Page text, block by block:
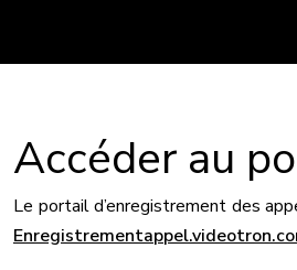
Accéder au
Le portail d’enregistrement des